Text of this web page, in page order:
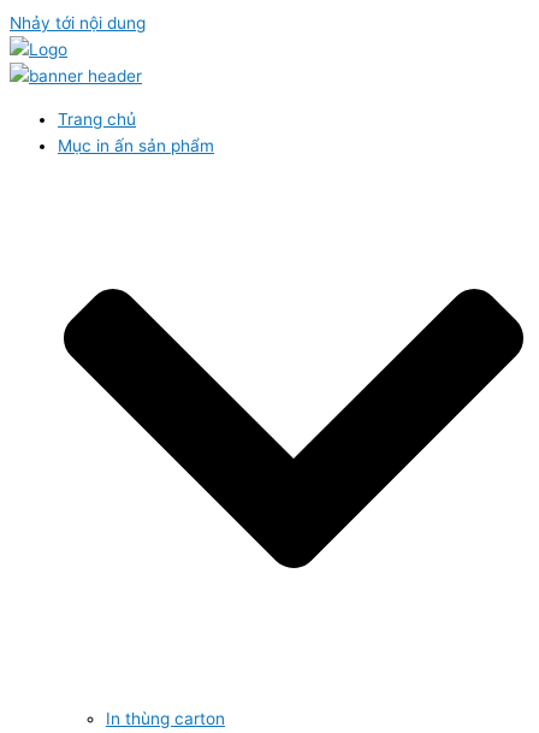
Nhảy tới nội dung
Trang chủ
Mục in ấn sản phẩm
In thùng carton